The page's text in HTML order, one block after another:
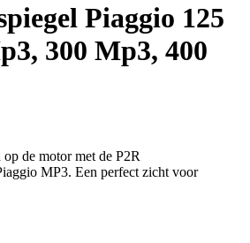
Piaggio 125
300 Mp3, 400
de motor met de P2R
MP3. Een perfect zicht voor